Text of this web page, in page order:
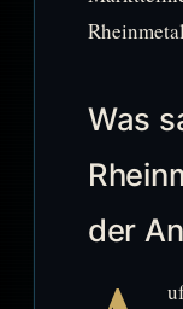
Was
der